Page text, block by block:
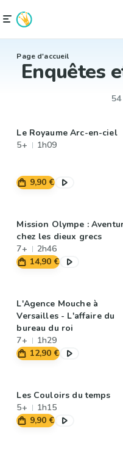
Page d'accueil
Enquêtes
Le Royaume Arc-en-ciel
5+
1h09
9,90 €
Mission Olympe :
chez les dieux grecs
7+
2h46
14,90 €
L'Agence Mouche à
Versailles - L'affaire du
bureau du roi
7+
1h29
12,90 €
Les Couloirs du temps
5+
1h15
9,90 €